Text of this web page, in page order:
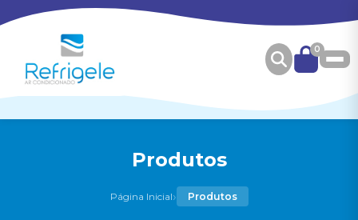
0
Produtos
Página Inicial› Produtos